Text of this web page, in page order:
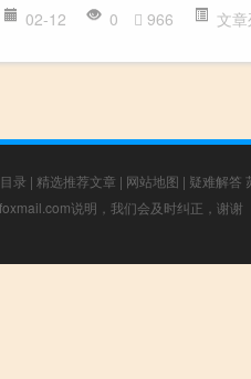
02-12 0 966 文
录 | 精选推荐文章 | 网站地图 | 疑难解答
说明，我们会及时纠正，谢谢